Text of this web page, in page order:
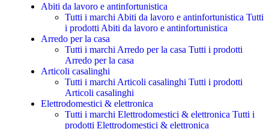
Abiti da lavoro e antinfortunistica
Tutti i marchi Abiti da lavoro e antinfortunistica Tutti
i prodotti Abiti da lavoro e antinfortunistica
Arredo per la casa
Tutti i marchi Arredo per la casa Tutti i prodotti
Arredo per la casa
Articoli casalinghi
Tutti i marchi Articoli casalinghi Tutti i prodotti
Articoli casalinghi
Elettrodomestici & elettronica
Tutti i marchi Elettrodomestici & elettronica Tutti i
prodotti Elettrodomestici & elettronica